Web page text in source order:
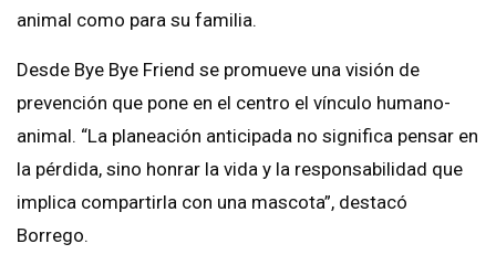
animal como para su familia.
Desde Bye Bye Friend se promueve una visión de
prevención que pone en el centro el vínculo humano-
animal. “La planeación anticipada no significa pensar en
la pérdida, sino honrar la vida y la responsabilidad que
implica compartirla con una mascota”, destacó
Borrego.